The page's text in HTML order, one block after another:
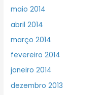
maio 2014
abril 2014
março 2014
fevereiro 2014
janeiro 2014
dezembro 2013